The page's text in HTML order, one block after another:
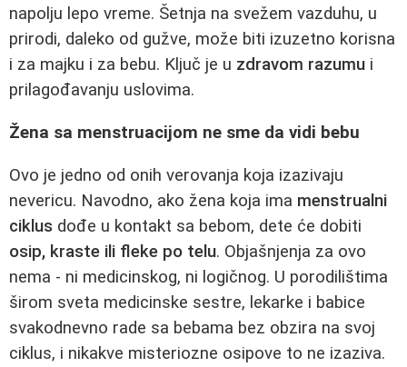
napolju lepo vreme. Šetnja na svežem vazduhu, u
prirodi, daleko od gužve, može biti izuzetno korisna
i za majku i za bebu. Ključ je u zdravom razumu i
prilagođavanju uslovima.
Žena sa menstruacijom ne sme da vidi bebu
Ovo je jedno od onih verovanja koja izazivaju
nevericu. Navodno, ako žena koja ima menstrualni
ciklus dođe u kontakt sa bebom, dete će dobiti
osip, kraste ili fleke po telu. Objašnjenja za ovo
nema - ni medicinskog, ni logičnog. U porodilištima
širom sveta medicinske sestre, lekarke i babice
svakodnevno rade sa bebama bez obzira na svoj
ciklus, i nikakve misteriozne osipove to ne izaziva.